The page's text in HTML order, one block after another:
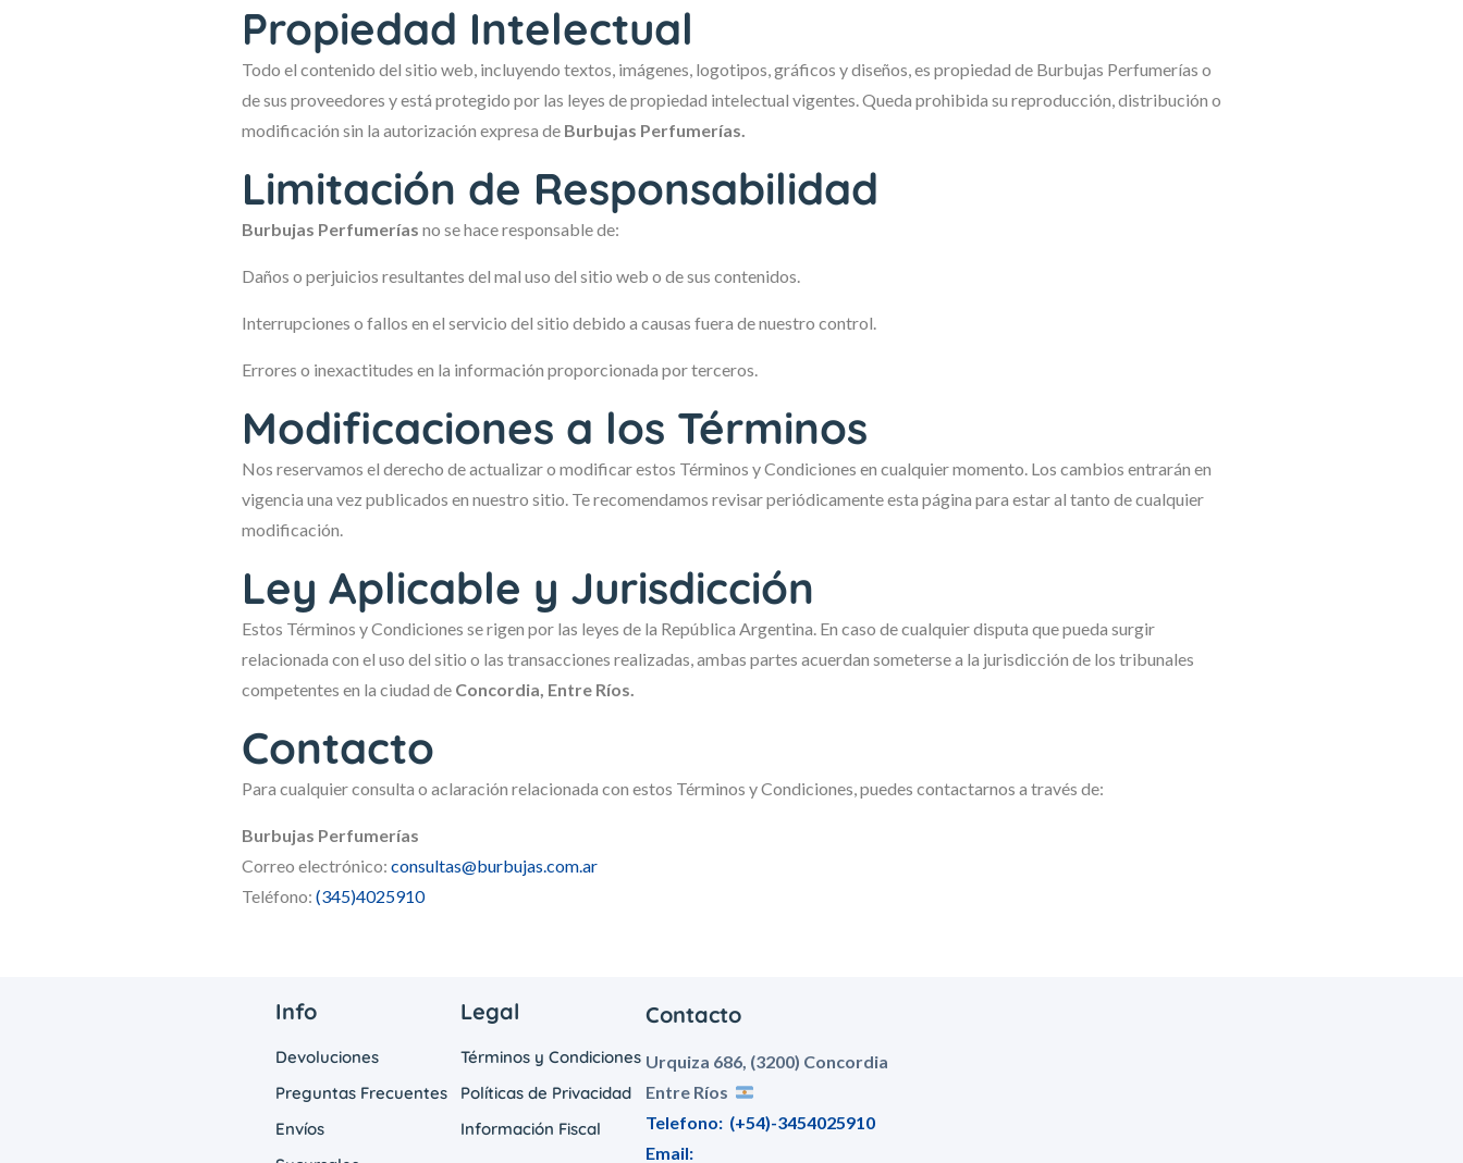
Propiedad Intelectual
Todo el contenido del sitio web, incluyendo textos, imágenes, logotipos, gráficos y diseños, es propiedad de Burbujas Perfumerías o
de sus proveedores y está protegido por las leyes de propiedad intelectual vigentes. Queda prohibida su reproducción, distribución o
modificación sin la autorización expresa de Burbujas Perfumerías.
Limitación de Responsabilidad
Burbujas Perfumerías no se hace responsable de:
Daños o perjuicios resultantes del mal uso del sitio web o de sus contenidos.
Interrupciones o fallos en el servicio del sitio debido a causas fuera de nuestro control.
Errores o inexactitudes en la información proporcionada por terceros.
Modificaciones a los Términos
Nos reservamos el derecho de actualizar o modificar estos Términos y Condiciones en cualquier momento. Los cambios entrarán en
vigencia una vez publicados en nuestro sitio. Te recomendamos revisar periódicamente esta página para estar al tanto de cualquier
modificación.
Ley Aplicable y Jurisdicción
Estos Términos y Condiciones se rigen por las leyes de la República Argentina. En caso de cualquier disputa que pueda surgir
relacionada con el uso del sitio o las transacciones realizadas, ambas partes acuerdan someterse a la jurisdicción de los tribunales
competentes en la ciudad de Concordia, Entre Ríos.
Contacto
Para cualquier consulta o aclaración relacionada con estos Términos y Condiciones, puedes contactarnos a través de:
Burbujas Perfumerías
Correo electrónico: consultas@burbujas.com.ar
Teléfono: (345)4025910
Info
Devoluciones
Preguntas Frecuentes
Envíos
Legal
Términos y Condiciones
Políticas de Privacidad
Información Fiscal
Contacto
Urquiza 686, (3200) Concordia
Entre Ríos
Telefono: (+54)-3454025910
Email: